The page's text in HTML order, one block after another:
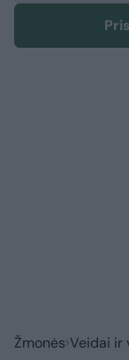
Žmonės Veidai ir